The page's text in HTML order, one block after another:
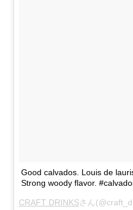
Good calvados. Louis de
Strong woody flavor.
CRAFT DRINKSさん